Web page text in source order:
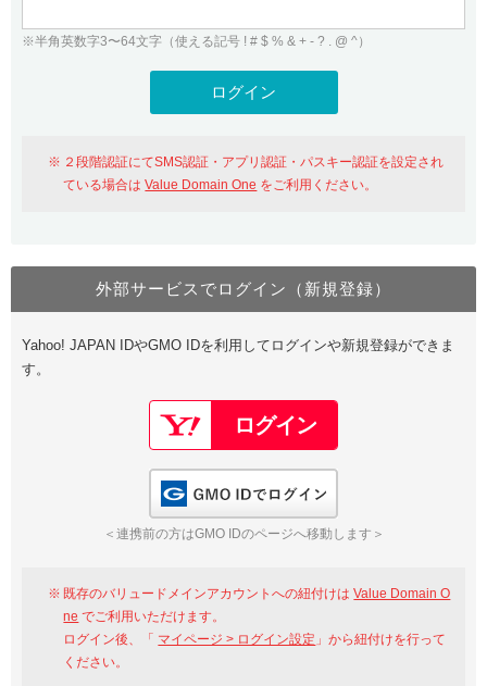
WHOIS検索
Value Domainにログイン
おすすめ One レンタルサーバーを含む最新の機能を使う方
Value Domain Oneにログイン
Google
GMO ID Amazon
※AmazonはValue Domain Oneのログイン画面へ遷移します
Value Domain Oneアカウント作成
以下でも登録可能
Google Yahoo!
GMO ID
※半角英数字3〜64文字（使える記号 ! # $ % & + - ? . @ ^）
２段階認証にてSMS認証・アプリ認証・パスキー認証を設定され
ている場合はValue Domain One をご利用ください。
外部サービスでログイン（新規登録）
Yahoo! JAPAN IDやGMO IDを利用してログインや新規登録ができま
す。
＜連携前の方はGMO IDのページへ移動します＞
既存のバリュードメインアカウントへの紐付けはValue Domain O
ne でご利用いただけます。
ログイン後、「 マイページ > ログイン設定 」から紐付けを行って
ください。